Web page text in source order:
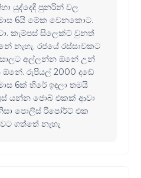
යුද්දෙදි පුනරින් වල
6යි මේක වෙනකොට.
කැම්පස් සිලෙක්ට් වුනත්
නැහැ. රජයේ රස්සාවකට
අල්ලන්න ඕනේ උන්
රුපියල් 2000 දඩේ
6ක් හිරේ ඉඳලා තමයි
යන්න ජොබ් එකක් ආවා
පොලිස් රිපෝර්ට් එක
ගත්තේ නැහැ